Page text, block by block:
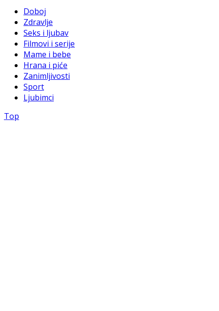
Doboj
Zdravlje
Seks i ljubav
Filmovi i serije
Mame i bebe
Hrana i piće
Zanimljivosti
Sport
Ljubimci
Top